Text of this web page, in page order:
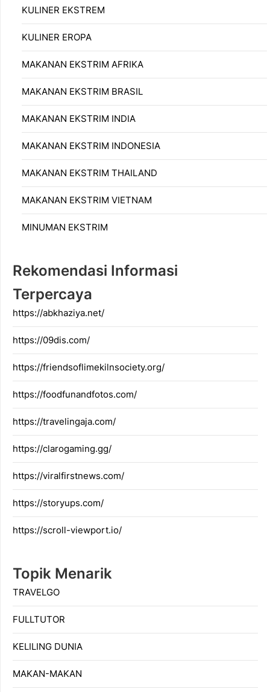
KULINER EKSTREM
KULINER EROPA
MAKANAN EKSTRIM AFRIKA
MAKANAN EKSTRIM BRASIL
MAKANAN EKSTRIM INDIA
MAKANAN EKSTRIM INDONESIA
MAKANAN EKSTRIM THAILAND
MAKANAN EKSTRIM VIETNAM
MINUMAN EKSTRIM
Rekomendasi Informasi
Terpercaya
https://abkhaziya.net/
https://09dis.com/
https://friendsoflimekilnsociety.org/
https://foodfunandfotos.com/
https://travelingaja.com/
https://clarogaming.gg/
https://viralfirstnews.com/
https://storyups.com/
https://scroll-viewport.io/
Topik Menarik
TRAVELGO
FULLTUTOR
KELILING DUNIA
MAKAN-MAKAN